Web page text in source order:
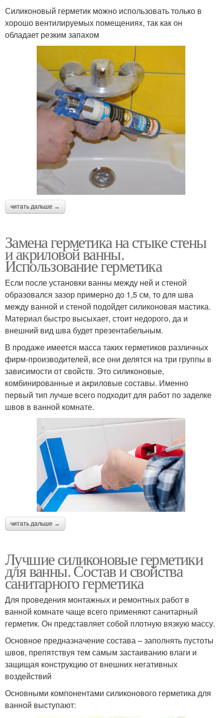
Силиконовый герметик можно использовать только в
хорошо вентилируемых помещениях, так как он
обладает резким запахом
читать дальше →
Замена герметика на стыке стены
и акриловой ванны.
Использование герметика
Если после установки ванны между ней и стеной
образовался зазор примерно до 1,5 см, то для шва
между ванной и стеной подойдет силиконовая мастика.
Материал быстро высыхает, стоит недорого, да и
внешний вид шва будет презентабельным.
В продаже имеется масса таких герметиков различных
фирм-производителей, все они делятся на три группы в
зависимости от свойств. Это силиконовые,
комбинированные и акриловые составы. Именно
первый тип лучше всего подходит для работ по заделке
швов в ванной комнате.
читать дальше →
Лучшие силиконовые герметики
для ванны. Состав и свойства
санитарного герметика
Для проведения монтажных и ремонтных работ в
ванной комнате чаще всего применяют санитарный
герметик. Он представляет собой плотную вязкую массу.
Основное предназначение состава – заполнять пустоты
швов, препятствуя тем самым застаиванию влаги и
защищая конструкцию от внешних негативных
воздействий
Основными компонентами силиконового герметика для
ванной выступают: